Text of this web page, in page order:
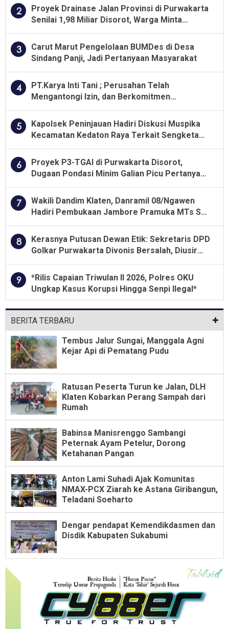
2
Proyek Drainase Jalan Provinsi di Purwakarta
Senilai 1,98 Miliar Disorot, Warga Minta
3
Carut Marut Pengelolaan BUMDes di Desa
Sindang Panji, Jadi Pertanyaan Masyarakat
4
PT.Karya Inti Tani ; Perusahan Telah
Mengantongi Izin, dan Berkomitmen
5
Kapolsek Peninjauan Hadiri Diskusi Muspika
Kecamatan Kedaton Raya Terkait Sengketa
6
Proyek P3-TGAI di Purwakarta Disorot,
Dugaan Pondasi Minim Galian Picu Pertanyaan
7
Wakili Dandim Klaten, Danramil 08/Ngawen
Hadiri Pembukaan Jambore Pramuka MTs Se-
8
Kerasnya Putusan Dewan Etik: Sekretaris DPD
Golkar Purwakarta Divonis Bersalah, Diusir
9
*Rilis Capaian Triwulan II 2026, Polres OKU
Ungkap Kasus Korupsi Hingga Senpi Ilegal*
BERITA TERBARU
Tembus Jalur Sungai, Manggala Agni
Kejar Api di Pematang Pudu
Ratusan Peserta Turun ke Jalan, DLH
Klaten Kobarkan Perang Sampah dari
Rumah
Babinsa Manisrenggo Sambangi
Peternak Ayam Petelur, Dorong
Ketahanan Pangan
Anton Lami Suhadi Ajak Komunitas
NMAX-PCX Ziarah ke Astana Giribangun,
Teladani Soeharto
Dengar pendapat Kemendikdasmen dan
Disdik Kabupaten Sukabumi